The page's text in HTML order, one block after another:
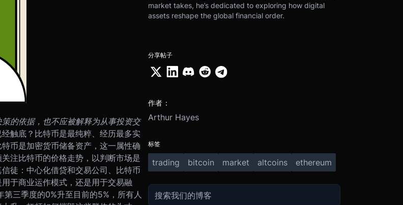
的依据，也不应被解释为从事投资交
触底？比特币是最纯粹、经历最多实
币是加密货币储备资产，这一属性确
注比特币的价格走势，以判断市场是
徒：中心化借贷和交易公司、比特币
于商业运作模式，还是用于交易融
三季度的0%升至目前的5%，所有人
market takes, he’s dedicated to exploring how digital
assets reshape the global financial order.
分享帖子
作者：
Arthur Hayes
标签
trading bitcoin market altcoins ethereum